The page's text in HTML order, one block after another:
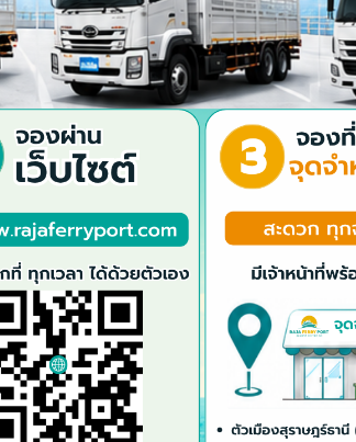
ดกฐินสามัคคีประจำปี 2568
) นำโดยคุณชาคริต โอภาสอุดม รองกรรมการผู้จัด
รเดินเรือ พร้อมด้วยคณะผู้บริหารและตัวแทนพนักงา
นนและระบบไฟส่องสว่าง ณ วัดนางกำ ต.ดอนสัก อ.